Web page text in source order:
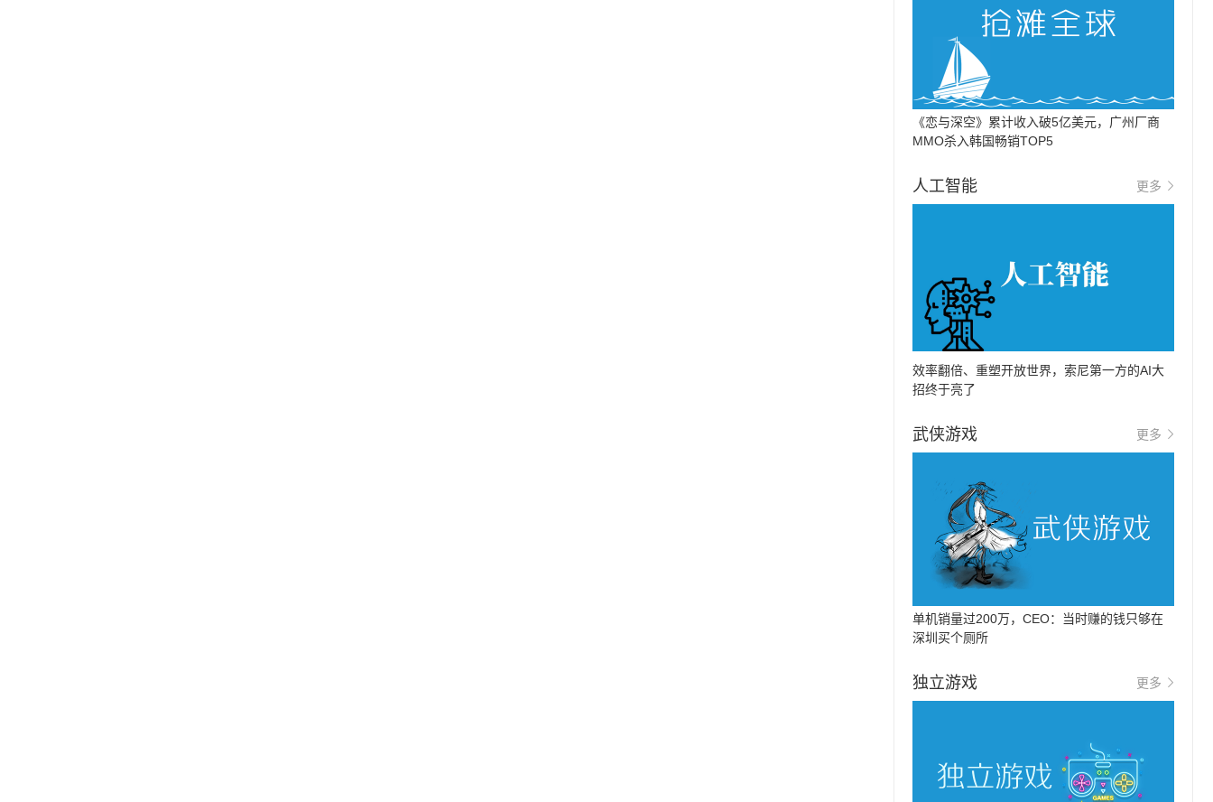
《恋与深空》累计收入破5亿美元，广州厂商
MMO杀入韩国畅销TOP5
人工智能 更多
效率翻倍、重塑开放世界，索尼第一方的AI大
招终于亮了
武侠游戏 更多
单机销量过200万，CEO：当时赚的钱只够在
深圳买个厕所
独立游戏 更多